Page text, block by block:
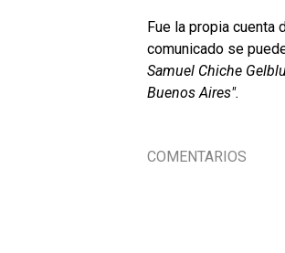
Fue la propia cuenta
comunicado se
Samuel Chiche
Buenos Aires".
COMENTARIOS